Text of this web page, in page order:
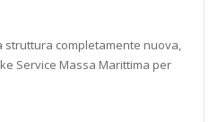
struttura completamente nuova,
Service Massa Marittima per